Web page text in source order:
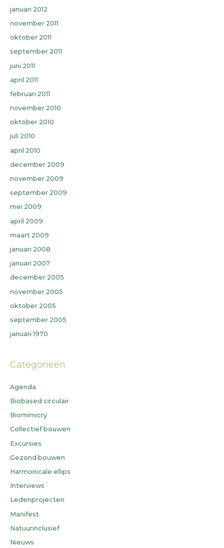
januari 2012
november 2011
oktober 2011
september 2011
juni 2011
april 2011
februari 2011
november 2010
oktober 2010
juli 2010
april 2010
december 2009
november 2009
september 2009
mei 2009
april 2009
maart 2009
januari 2008
januari 2007
december 2005
november 2005
oktober 2005
september 2005
januari 1970
Categorieën
Agenda
Biobased circulair
Biomimicry
Collectief bouwen
Excursies
Gezond bouwen
Harmonicale ellips
Interviews
Ledenprojecten
Manifest
Natuurinclusief
Nieuws